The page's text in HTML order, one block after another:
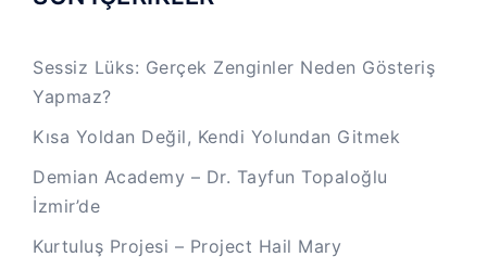
Sessiz Lüks: Gerçek Zenginler Neden Gösteriş
Yapmaz?
Kısa Yoldan Değil, Kendi Yolundan Gitmek
Demian Academy – Dr. Tayfun Topaloğlu
İzmir’de
Kurtuluş Projesi – Project Hail Mary